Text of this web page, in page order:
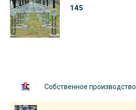
145
Собственное производство